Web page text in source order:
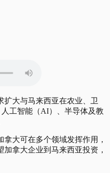
扩大与马来西亚在农业、卫
工智能（AI）、半导体及教
大可在多个领域发挥作用，
拿大企业到马来西亚投资，